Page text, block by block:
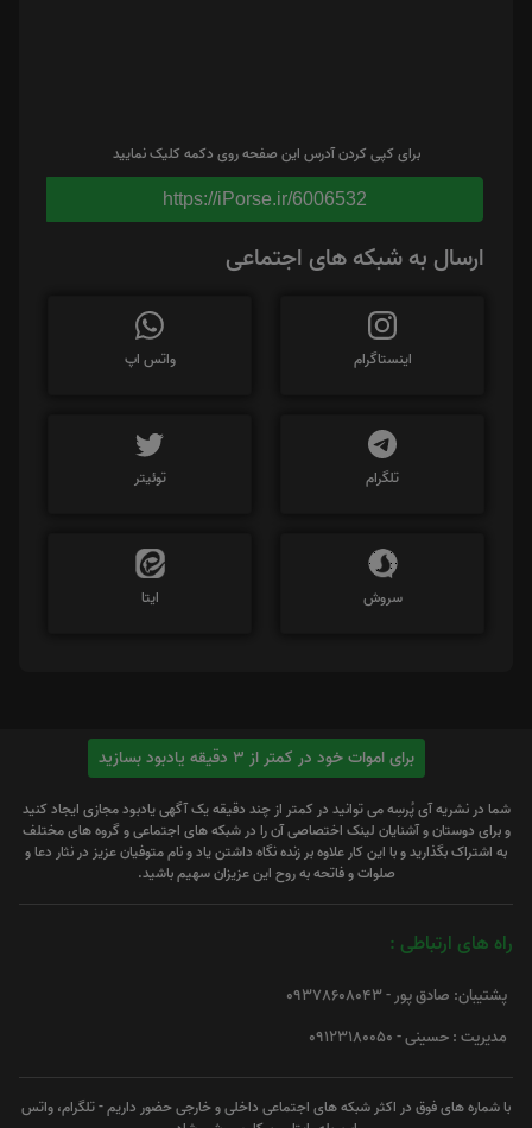
برای کپی کردن آدرس این صفحه روی دکمه کلیک نمایید
https://iPorse.ir/6006532
ارسال به شبکه های اجتماعی
اینستاگرام واتس اپ
تلگرام توئیتر
سروش ایتا
برای اموات خود در کمتر از 3 دقیقه یادبود بسازید
شما در نشریه آی پُرسِه می توانید در کمتر از چند دقیقه یک آگهی یادبود مجازی ایجاد کنید
و برای دوستان و آشنایان لینک اختصاصی آن را در شبکه های اجتماعی و گروه های مختلف
به اشتراک بگذارید و با این کار علاوه بر زنده نگاه داشتن یاد و نام متوفیان عزیز در نثار دعا و
صلوات و فاتحه به روح این عزیزان سهیم باشید.
راه های ارتباطی :
پشتیبان: صادق پور - 09378608043
مدیریت : حسینی - 09123180050
با شماره های فوق در اکثر شبکه های اجتماعی داخلی و خارجی حضور داریم - تلگرام، واتس